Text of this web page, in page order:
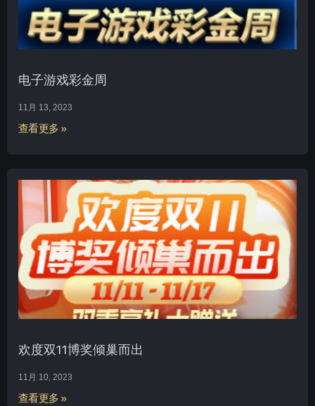
电子游戏彩金周
11月 13, 2023
查看更多 »
欢度双11博奖倾巢而出
11月 10, 2023
查看更多 »